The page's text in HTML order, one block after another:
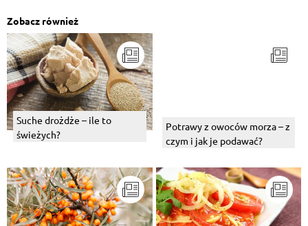
Zobacz również
Suche drożdże – ile to
świeżych?
Potrawy z owoców morza – z
czym i jak je podawać?